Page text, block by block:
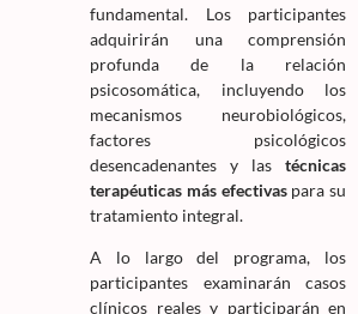
fundamental. Los participantes
adquirirán una comprensión
profunda de la relación
psicosomática, incluyendo los
mecanismos neurobiológicos,
factores psicológicos
desencadenantes y las técnicas
terapéuticas más efectivaspara su
tratamiento integral.
A lo largo del programa, los
participantes examinarán casos
clínicos reales y participarán en